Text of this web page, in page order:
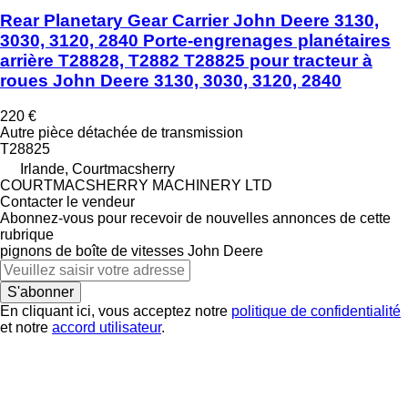
Rear Planetary Gear Carrier John Deere 3130,
3030, 3120, 2840 Porte-engrenages planétaires
arrière T28828, T2882 T28825 pour tracteur à
roues John Deere 3130, 3030, 3120, 2840
220 €
Autre pièce détachée de transmission
T28825
Irlande, Courtmacsherry
COURTMACSHERRY MACHINERY LTD
Contacter le vendeur
Abonnez-vous pour recevoir de nouvelles annonces de cette
rubrique
pignons de boîte de vitesses John Deere
S'abonner
En cliquant ici, vous acceptez notre politique de confidentialité
et notre accord utilisateur.